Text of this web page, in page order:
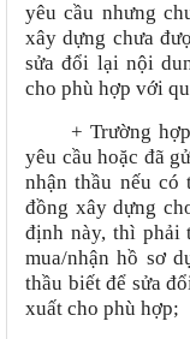
yêu cầu nhưng
xây dựng chưa
sửa đổi lại nội
cho phù hợp với
+ Trường
yêu cầu hoặc đã
nhận thầu nếu
đồng xây dựng
định này, thì phải
mua/nhận hồ sơ
thầu biết để sửa
xuất cho phù hợp;